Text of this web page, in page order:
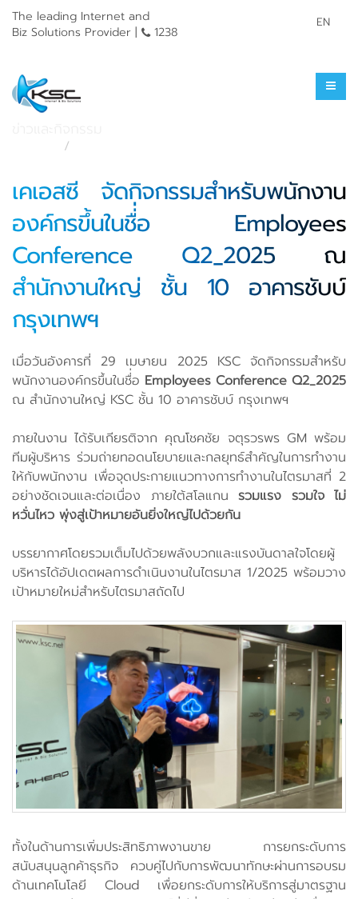
The leading Internet and
Biz Solutions Provider |
1238
EN
ข่าวประชาสัมพันธ์
เคเอสซี จัดกิจกรรมสำหรับพนักงาน
องค์กรขึ้นในชื่่อ Employees
Conference Q2_2025 ณ
สำนักงานใหญ่ ชั้น 10 อาคารชับบ์
กรุงเทพฯ
เมื่อวันอังคารที่ 29 เมษายน 2025 KSC จัดกิจกรรมสำหรับ
พนักงานองค์กรขึ้นในชื่่อ Employees Conference Q2_2025
ณ สำนักงานใหญ่ KSC ชั้น 10 อาคารชับบ์ กรุงเทพฯ
ภายในงาน ได้รับเกียรติจาก คุณโชคชัย จตุรวรพร GM พร้อม
ทีมผู้บริหาร ร่วมถ่ายทอดนโยบายและกลยุทธ์สำคัญในการทำงาน
ให้กับพนักงาน เพื่อจุดประกายแนวทางการทำงานในไตรมาสที่ 2
อย่างชัดเจนและต่อเนื่อง ภายใต้สโลแกน รวมแรง รวมใจ ไม่
หวั่นไหว พุ่งสู่เป้าหมายอันยิ่งใหญ่ไปด้วยกัน
บรรยากาศโดยรวมเต็มไปด้วยพลังบวกและแรงบันดาลใจโดยผู้
บริหารได้อัปเดตผลการดำเนินงานในไตรมาส 1/2025 พร้อมวาง
เป้าหมายใหม่สำหรับไตรมาสถัดไป
ทั้งในด้านการเพิ่มประสิทธิภาพงานขาย การยกระดับการ
สนับสนุนลูกค้าธุรกิจ ควบคู่ไปกับการพัฒนาทักษะผ่านการอบรม
ด้านเทคโนโลยี Cloud เพื่อยกระดับการให้บริการสู่มาตรฐาน